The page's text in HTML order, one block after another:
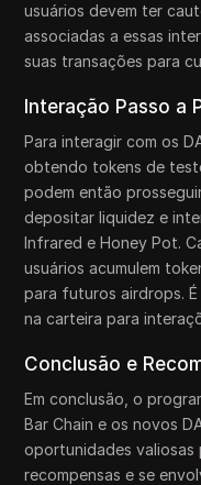
usuários devem ter
associadas a essas
suas transações para
Interação Passo a
Para interagir com os
obtendo tokens de
podem então
depositar liquidez e
Infrared e Honey Pot.
usuários acumulem
para futuros airdrops.
na carteira para
Conclusão e
Em conclusão, o
Bar Chain e os novos
oportunidades valiosas
recompensas e se